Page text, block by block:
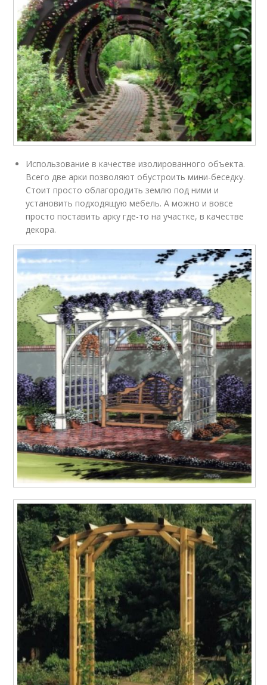
Использование в качестве изолированного объекта.
Всего две арки позволяют обустроить мини-беседку.
Стоит просто облагородить землю под ними и
установить подходящую мебель. А можно и вовсе
просто поставить арку где-то на участке, в качестве
декора.